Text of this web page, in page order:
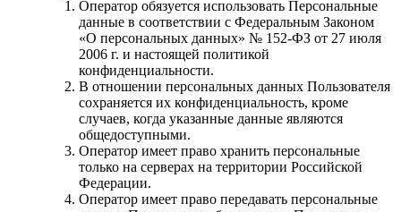
Оператор обязуется использовать Персональные
данные в соответствии с Федеральным Законом
«О персональных данных» № 152-ФЗ от 27 июля
2006 г. и настоящей политикой
конфиденциальности.
В отношении персональных данных Пользователя
сохраняется их конфиденциальность, кроме
случаев, когда указанные данные являются
общедоступными.
Оператор имеет право хранить персональные
только на серверах на территории Российской
Федерации.
Оператор имеет право передавать персональные